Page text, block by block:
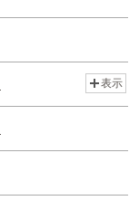
表示